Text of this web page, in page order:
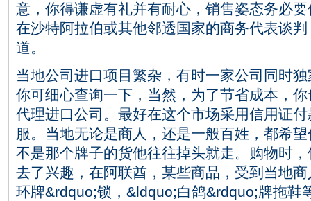
意，你得谦虚有礼并有耐心，销售姿态务必
在沙特阿拉伯或其他邻透国家的商务代表谈
道。
当地公司进口项目繁杂，有时一家公司同时
你可细心查询一下，当然，为了节省成本，
代理进口公司。最好在这个市场采用信用证
服。当地无论是商人，还是一般百姓，都希
不是那个牌子的货他往往掉头就走。购物时
去了兴趣，在阿联酋，某些商品，受到当地
环牌&rdquo;锁，&ldquo;白鸽&rdquo;牌拖鞋